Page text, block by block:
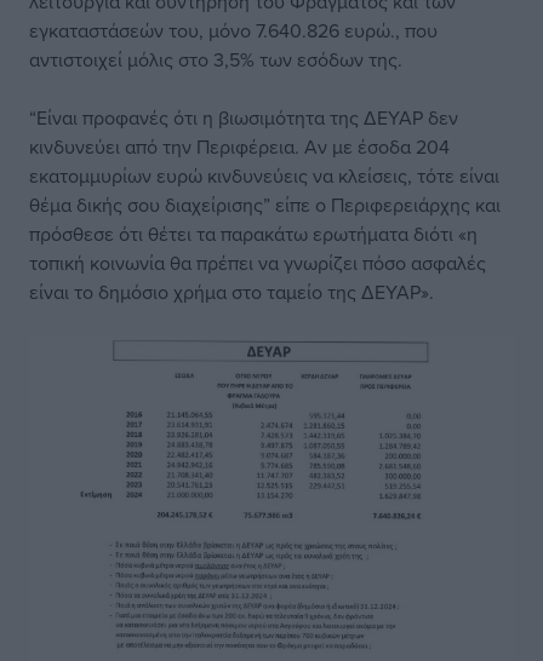
εγκαταστάσεών του, μόνο 7.640.826 ευρώ., που
αντιστοιχεί μόλις στο 3,5% των εσόδων της.
“Είναι προφανές ότι η βιωσιμότητα της ΔΕΥΑΡ δεν
κινδυνεύει από την Περιφέρεια. Αν με έσοδα 204
εκατομμυρίων ευρώ κινδυνεύεις να κλείσεις, τότε είναι
θέμα δικής σου διαχείρισης” είπε ο Περιφερειάρχης και
πρόσθεσε ότι θέτει τα παρακάτω ερωτήματα διότι «η
τοπική κοινωνία θα πρέπει να γνωρίζει πόσο ασφαλές
είναι το δημόσιο χρήμα στο ταμείο της ΔΕΥΑΡ».